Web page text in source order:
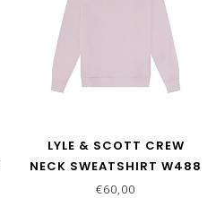
LYLE & SCOTT CREW
NECK SWEATSHIRT W488
LIGHT PINK
€60,00